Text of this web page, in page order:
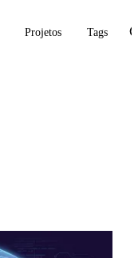
Projetos Tags